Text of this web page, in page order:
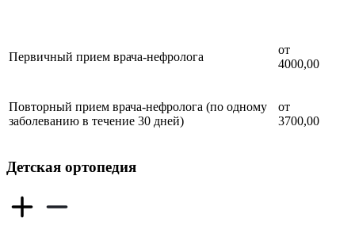
Первичный прием врача-нефролога
от
4000,00
Повторный прием врача-нефролога (по одному
заболеванию в течение 30 дней)
от
3700,00
Детская ортопедия